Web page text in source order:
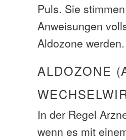
Puls. Sie
Anweisungen
Aldozone werden.
ALDOZONE
In der Regel
wenn es mit